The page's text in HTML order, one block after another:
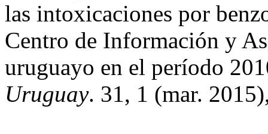
las intoxicaciones por
Centro de Información y
uruguayo en el período
Uruguay. 31, 1 (mar.